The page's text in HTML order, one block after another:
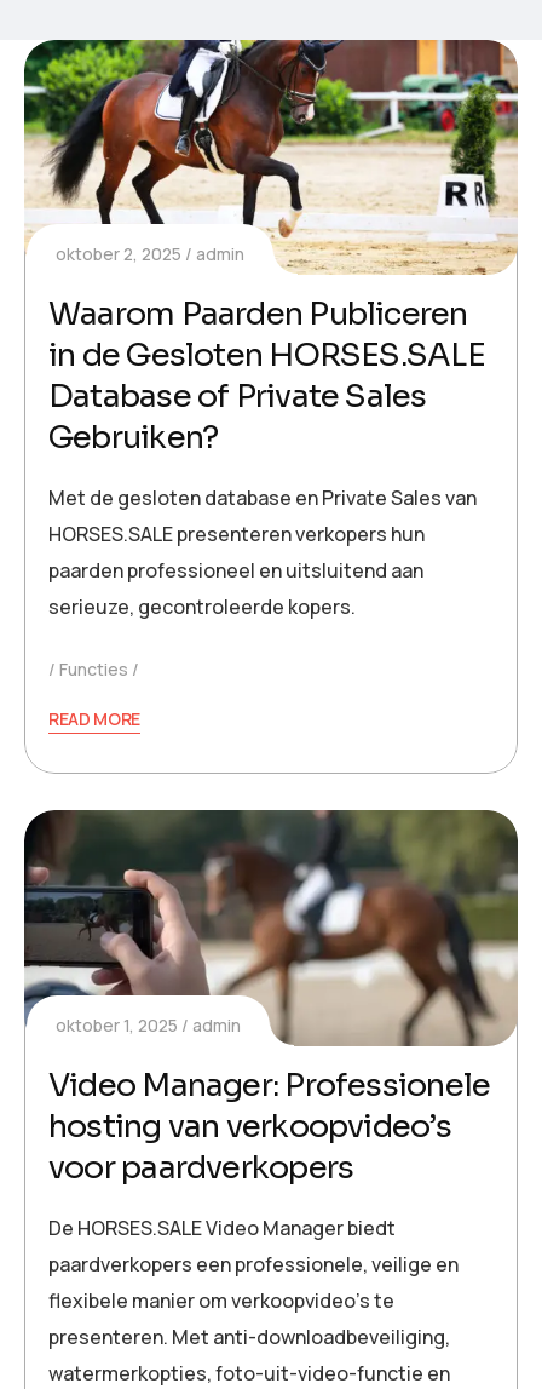
oktober 2, 2025 admin
Waarom Paarden Publiceren
in de Gesloten HORSES.SALE
Database of Private Sales
Gebruiken?
Met de gesloten database en Private Sales van
HORSES.SALE presenteren verkopers hun
paarden professioneel en uitsluitend aan
serieuze, gecontroleerde kopers.
Functies
READ MORE
oktober 1, 2025 admin
Video Manager: Professionele
hosting van verkoopvideo’s
voor paardverkopers
De HORSES.SALE Video Manager biedt
paardverkopers een professionele, veilige en
flexibele manier om verkoopvideo’s te
presenteren. Met anti-downloadbeveiliging,
watermerkopties, foto-uit-video-functie en